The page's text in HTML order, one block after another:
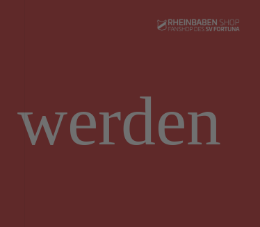
werden